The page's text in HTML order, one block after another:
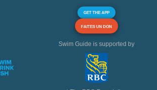
GET THE APP
FAITES UN DON
Swim Guide is supported by